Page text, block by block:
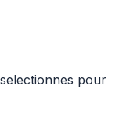
pour